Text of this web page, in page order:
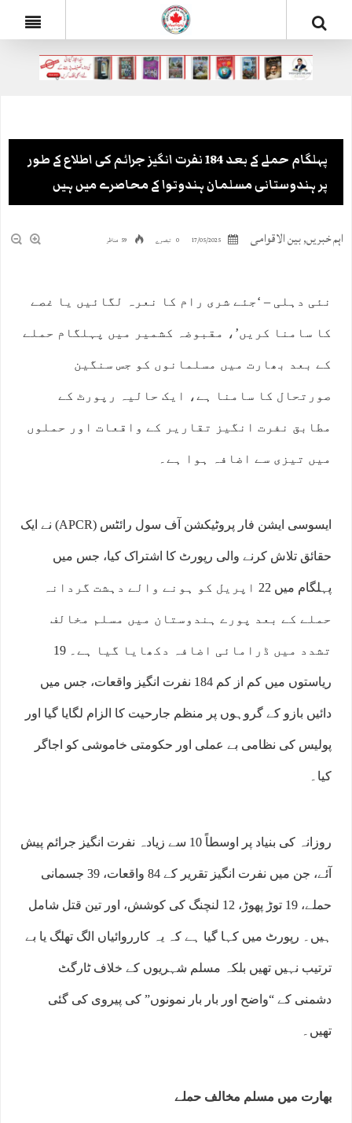
پہلگام حملے کے بعد 184 نفرت انگیز جرائم کی اطلاع کے طور
پر ہندوستانی مسلمان ہندوتوا کے محاصرے میں ہیں
اہم خبریں,بین الاقوامی 17/05/2025 0 تبصرے 59 مناظر
نئی دہلی – ‘جئے شری رام کا نعرہ لگائیں یا غصے
کا سامنا کریں’، مقبوضہ کشمیر میں پہلگام حملے
کے بعد بھارت میں مسلمانوں کو جس سنگین
صورتحال کا سامنا ہے، ایک حالیہ رپورٹ کے
مطابق نفرت انگیز تقاریر کے واقعات اور حملوں
میں تیزی سے اضافہ ہوا ہے۔
ایسوسی ایشن فار پروٹیکشن آف سول رائٹس (APCR) نے ایک
حقائق تلاش کرنے والی رپورٹ کا اشتراک کیا، جس میں
پہلگام میں 22 اپریل کو ہونے والے دہشت گردانہ
حملے کے بعد پورے ہندوستان میں مسلم مخالف
تشدد میں ڈرامائی اضافہ دکھایا گیا ہے۔ 19
ریاستوں میں کم از کم 184 نفرت انگیز واقعات، جس میں
دائیں بازو کے گروہوں پر منظم جارحیت کا الزام لگایا گیا اور
پولیس کی نظامی بے عملی اور حکومتی خاموشی کو اجاگر
کیا۔
روزانہ کی بنیاد پر اوسطاً 10 سے زیادہ نفرت انگیز جرائم پیش
آئے، جن میں نفرت انگیز تقریر کے 84 واقعات، 39 جسمانی
حملے، 19 توڑ پھوڑ، 12 لنچنگ کی کوشش، اور تین قتل شامل
ہیں۔ رپورٹ میں کہا گیا ہے کہ یہ کارروائیاں الگ تھلگ یا بے
ترتیب نہیں تھیں بلکہ مسلم شہریوں کے خلاف ٹارگٹ
دشمنی کے “واضح اور بار بار نمونوں” کی پیروی کی گئی
تھیں۔
بھارت میں مسلم مخالف حملے